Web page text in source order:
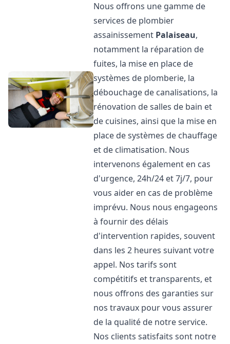
Nous offrons une gamme de
services de plombier
assainissement Palaiseau,
notamment la réparation de
fuites, la mise en place de
systèmes de plomberie, la
débouchage de canalisations, la
rénovation de salles de bain et
de cuisines, ainsi que la mise en
place de systèmes de chauffage
et de climatisation. Nous
intervenons également en cas
d'urgence, 24h/24 et 7j/7, pour
vous aider en cas de problème
imprévu. Nous nous engageons
à fournir des délais
d'intervention rapides, souvent
dans les 2 heures suivant votre
appel. Nos tarifs sont
compétitifs et transparents, et
nous offrons des garanties sur
nos travaux pour vous assurer
de la qualité de notre service.
Nos clients satisfaits sont notre